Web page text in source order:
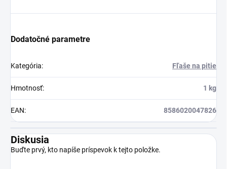
Dodatočné parametre
Kategória: Fľaše na pitie
Hmotnosť: 1 kg
EAN: 8586020047826
Diskusia
Buďte prvý, kto napíše príspevok k tejto položke.